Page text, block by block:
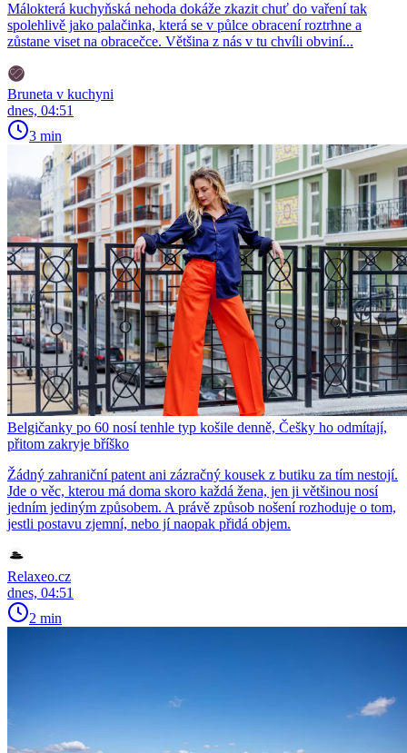
Málokterá kuchyňská nehoda dokáže zkazit chuť do vaření tak
spolehlivě jako palačinka, která se v půlce obracení roztrhne a
zůstane viset na obracečce. Většina z nás v tu chvíli obviní...
Bruneta v kuchyni
dnes, 04:51
3 min
Belgičanky po 60 nosí tenhle typ košile denně, Češky ho odmítají,
přitom zakryje bříško
Žádný zahraniční patent ani zázračný kousek z butiku za tím nestojí.
Jde o věc, kterou má doma skoro každá žena, jen ji většinou nosí
jedním jediným způsobem. A právě způsob nošení rozhoduje o tom,
jestli postavu zjemní, nebo jí naopak přidá objem.
Relaxeo.cz
dnes, 04:51
2 min